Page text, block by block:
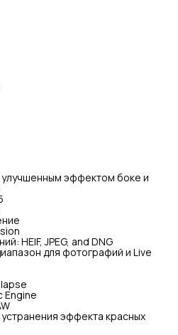
эффектом боке и
HEIF, JPEG, and DNG
для фотографий и Live
Engine
эффекта красных